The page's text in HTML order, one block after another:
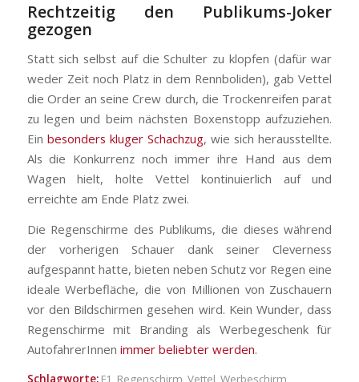
Rechtzeitig den Publikums-Joker
gezogen
Statt sich selbst auf die Schulter zu klopfen (dafür war
weder Zeit noch Platz in dem Rennboliden), gab Vettel
die Order an seine Crew durch, die Trockenreifen parat
zu legen und beim nächsten Boxenstopp aufzuziehen.
Ein besonders kluger Schachzug, wie sich herausstellte.
Als die Konkurrenz noch immer ihre Hand aus dem
Wagen hielt, holte Vettel kontinuierlich auf und
erreichte am Ende Platz zwei.
Die Regenschirme des Publikums, die dieses während
der vorherigen Schauer dank seiner Cleverness
aufgespannt hatte, bieten neben Schutz vor Regen eine
ideale Werbefläche, die von Millionen von Zuschauern
vor den Bildschirmen gesehen wird. Kein Wunder, dass
Regenschirme mit Branding als Werbegeschenk für
AutofahrerInnen immer beliebter werden.
Schlagworte: F1 Regenschirm Vettel Werbeschirm